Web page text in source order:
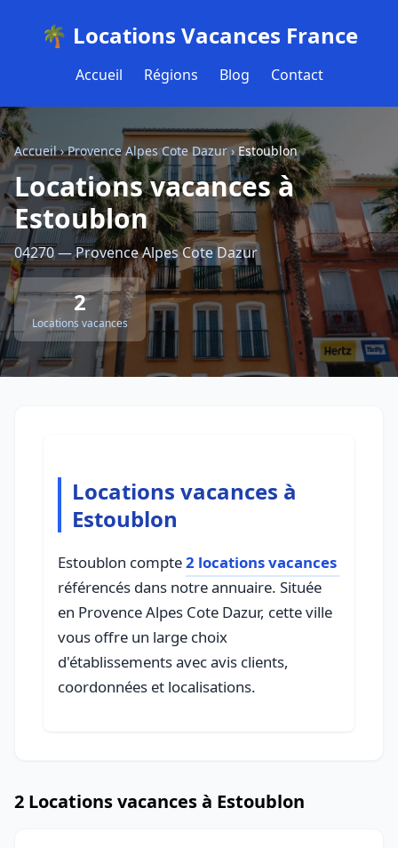
🌴 Locations Vacances France
Accueil Régions Blog Contact
Accueil›Provence Alpes Cote Dazur›Estoublon
Locations vacances à
Estoublon
04270 — Provence Alpes Cote Dazur
2
Locations vacances
Locations vacances à
Estoublon
Estoublon compte2 locations vacances
référencés dans notre annuaire. Située
en Provence Alpes Cote Dazur, cette ville
vous offre un large choix
d'établissements avec avis clients,
coordonnées et localisations.
2 Locations vacances à Estoublon